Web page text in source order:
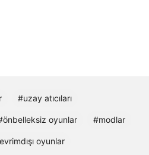
#uzay atıcıları
oyunlar #modlar
oyunlar